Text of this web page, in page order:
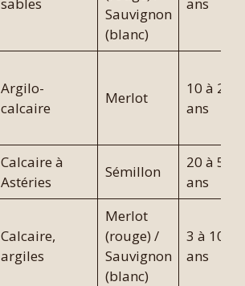
Sauvignon
(blanc)
Argilo-
calcaire
Merlot
10 à 25
ans
Calcaire à
Astéries
Sémillon
20 à 50+
ans
Calcaire,
argiles
Merlot
(rouge) /
Sauvignon
(blanc)
3 à 10
ans